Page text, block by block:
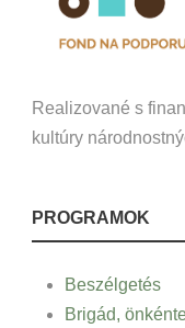
Realizované s
kultúry
PROGRAMOK
Beszélgetés
Brigád,